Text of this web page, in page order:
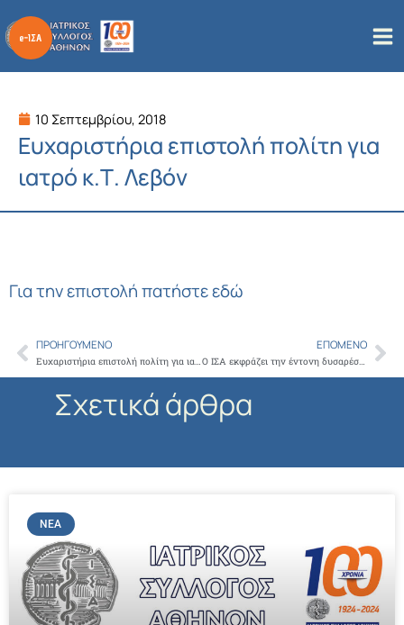
στο
περιεχόμενο
10 Σεπτεμβρίου, 2018
Ευχαριστήρια επιστολή πολίτη για
ιατρό κ.Τ. Λεβόν
Για την επιστολή πατήστε εδώ
Prev
ΠΡΟΗΓΟΎΜΕΝΟ
Ευχαριστήρια επιστολή πολίτη για ιατρό κ. Ε Ζερβά
ΕΠΌΜΕΝΟ
Ο ΙΣΑ εκφράζει την έντονη δυσαρέσκειά του, για τους νέους περιορισμούς στη συνταγογράφηση που θέτει το υπουργείο Υγείας ,βάζοντας σε κίνδυνο την υγεία των ασθενών
Σχετικά άρθρα
ΝΈΑ